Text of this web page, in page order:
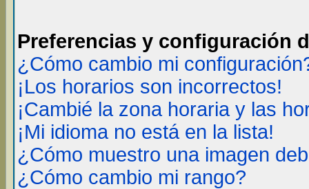
Preferencias y configuración
¿Cómo cambio mi
¡Los horarios son incorrectos!
¡Cambié la zona horaria y las
¡Mi idioma no está en la lista!
¿Cómo muestro una imagen
¿Cómo cambio mi rango?